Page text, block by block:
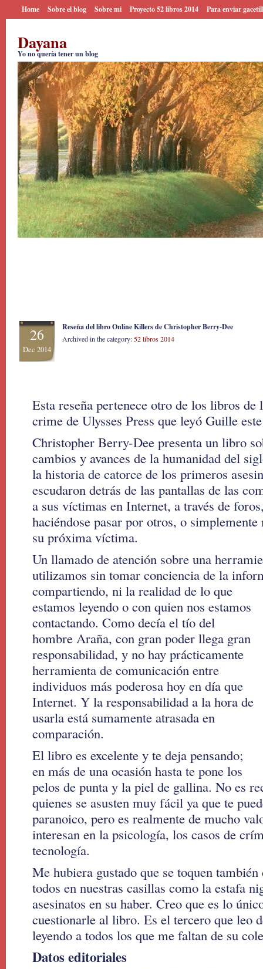
Home Sobre el blog Sobre mi Proyecto 52 libros 2014 Para enviar
Dayana
Yo no quería tener un blog
26
Dec 2014
Reseña del libro Online Killers de Christopher Berry-Dee
Archived in the category: 52 libros 2014
Esta reseña pertenece otro de los libros de
crime de Ulysses Press que leyó Guille
Christopher Berry-Dee presenta un libro
cambios y avances de la humanidad del
la historia de catorce de los primeros
escudaron detrás de las pantallas de las
a sus víctimas en Internet, a través de
haciéndose pasar por otros, o simplemente
su próxima víctima.
Un llamado de atención sobre una
utilizamos sin tomar conciencia de la
compartiendo, ni la realidad de lo que
estamos leyendo o con quien nos estamos
contactando. Como decía el tío del
hombre Araña, con gran poder llega gran
responsabilidad, y no hay prácticamente
herramienta de comunicación entre
individuos más poderosa hoy en día que
Internet. Y la responsabilidad a la hora de
usarla está sumamente atrasada en
comparación.
El libro es excelente y te deja pensando;
en más de una ocasión hasta te pone los
pelos de punta y la piel de gallina. No es
quienes se asusten muy fácil ya que te
paranoico, pero es realmente de mucho
interesan en la psicología, los casos de
tecnología.
Me hubiera gustado que se toquen también
todos en nuestras casillas como la estafa
asesinatos en su haber. Creo que es lo
cuestionarle al libro. Es el tercero que leo
leyendo a todos los que me faltan de su
Datos editoriales